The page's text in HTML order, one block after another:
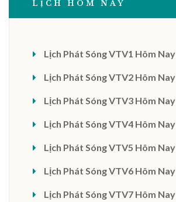
LỊCH HÔM NAY
Lịch Phát Sóng VTV1 Hôm Nay
Lịch Phát Sóng VTV2 Hôm Nay
Lịch Phát Sóng VTV3 Hôm Nay
Lịch Phát Sóng VTV4 Hôm Nay
Lịch Phát Sóng VTV5 Hôm Nay
Lịch Phát Sóng VTV6 Hôm Nay
Lịch Phát Sóng VTV7 Hôm Nay